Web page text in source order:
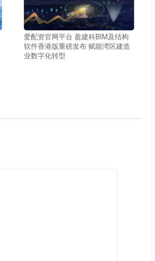
爱配资官网平台 盈建科BIM及结构
软件香港版重磅发布 赋能湾区建造
业数字化转型